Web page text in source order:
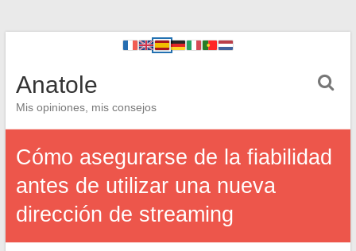
Anatole
Mis opiniones, mis consejos
Cómo asegurarse de la fiabilidad
antes de utilizar una nueva
dirección de streaming